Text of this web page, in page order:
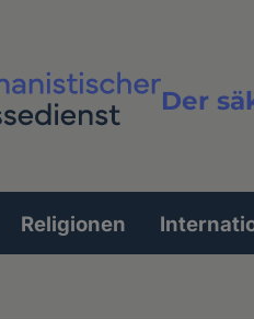
Der
Religionen